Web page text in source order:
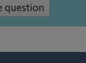
question